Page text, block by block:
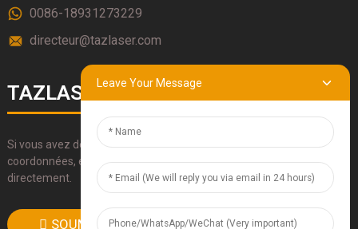
0086-18931273229
directeur@tazlaser.com
TAZLASERS
Si vous avez des questions sur nos produits, veuillez utiliser nos
coordonnées, envoyez-nous un e-mail ou appelez-nous
directement.
SOUMETTRE
Leave Your Message